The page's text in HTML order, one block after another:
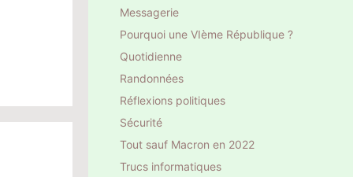
Messagerie
Pourquoi une VIème République ?
Quotidienne
Randonnées
Réflexions politiques
Sécurité
Tout sauf Macron en 2022
Trucs informatiques